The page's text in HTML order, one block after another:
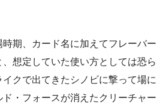
期、カード名に加えてフレーバー
想定していた使い方としては恐ら
イクで出てきたシノビに撃って場に
・フォースが消えたクリーチャー